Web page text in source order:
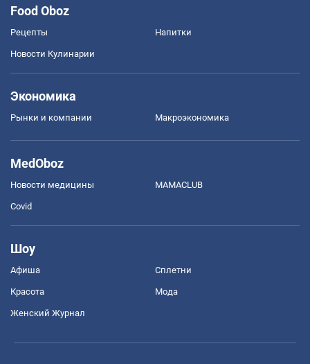
Food Oboz
Рецепты Напитки
Новости Кулинарии
Экономика
Рынки и компании Mакроэкономика
MedOboz
Новости медицины MAMACLUB
Covid
Шоу
Афиша Сплетни
Красота Мода
Женский Журнал